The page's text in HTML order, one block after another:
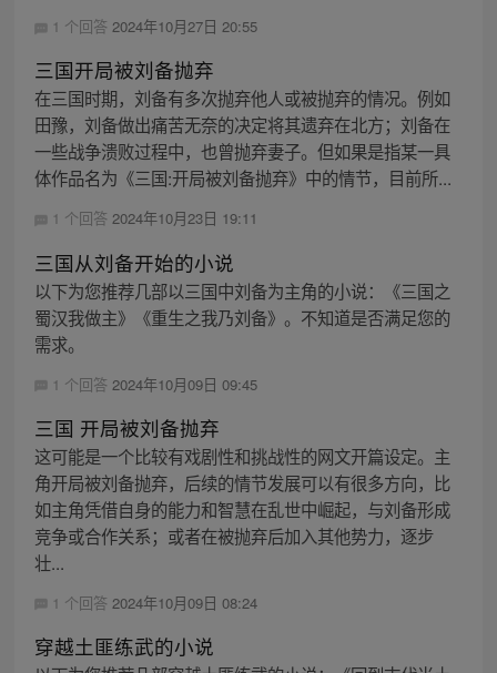
1 个回答 2024年10月27日 20:55
三国开局被刘备抛弃
在三国时期，刘备有多次抛弃他人或被抛弃的情况。例如
田豫，刘备做出痛苦无奈的决定将其遗弃在北方；刘备在
一些战争溃败过程中，也曾抛弃妻子。但如果是指某一具
体作品名为《三国:开局被刘备抛弃》中的情节，目前所...
1 个回答 2024年10月23日 19:11
三国从刘备开始的小说
以下为您推荐几部以三国中刘备为主角的小说：《三国之
蜀汉我做主》《重生之我乃刘备》。不知道是否满足您的
需求。
1 个回答 2024年10月09日 09:45
三国 开局被刘备抛弃
这可能是一个比较有戏剧性和挑战性的网文开篇设定。主
角开局被刘备抛弃，后续的情节发展可以有很多方向，比
如主角凭借自身的能力和智慧在乱世中崛起，与刘备形成
竞争或合作关系；或者在被抛弃后加入其他势力，逐步
壮...
1 个回答 2024年10月09日 08:24
穿越土匪练武的小说